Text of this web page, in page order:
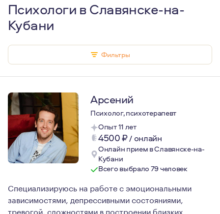
Психологи в Славянске-на-
Кубани
Фильтры
Арсений
Психолог, психотерапевт
Опыт 11 лет
4500₽/ онлайн
Онлайн прием в Славянске-на-
Кубани
Всего выбрало 79 человек
Специализируюсь на работе с эмоциональными
зависимостями, депрессивными состояниями,
тревогой, сложностями в построении близких